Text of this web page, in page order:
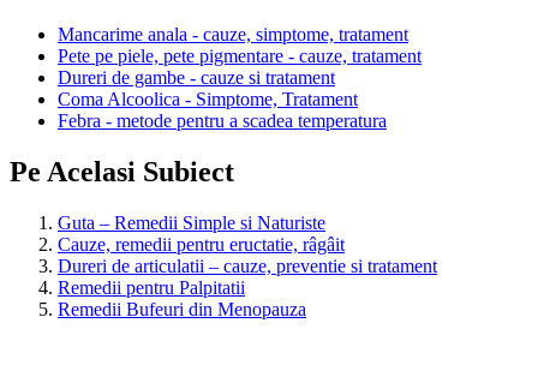
Mancarime anala - cauze, simptome, tratament
Pete pe piele, pete pigmentare - cauze, tratament
Dureri de gambe - cauze si tratament
Coma Alcoolica - Simptome, Tratament
Febra - metode pentru a scadea temperatura
Pe Acelasi Subiect
Guta – Remedii Simple si Naturiste
Cauze, remedii pentru eructatie, râgâit
Dureri de articulatii – cauze, preventie si tratament
Remedii pentru Palpitatii
Remedii Bufeuri din Menopauza